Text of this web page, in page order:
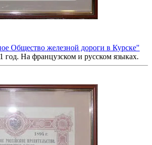
Общество железной дороги в Курске"
год. На французском и русском языках.